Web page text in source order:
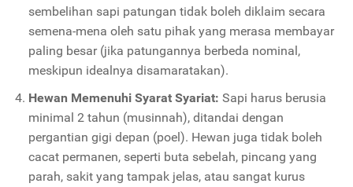
sembelihan sapi patungan tidak boleh diklaim secara
semena-mena oleh satu pihak yang merasa membayar
paling besar (jika patungannya berbeda nominal,
meskipun idealnya disamaratakan).
Hewan Memenuhi Syarat Syariat: Sapi harus berusia
minimal 2 tahun (musinnah), ditandai dengan
pergantian gigi depan (poel). Hewan juga tidak boleh
cacat permanen, seperti buta sebelah, pincang yang
parah, sakit yang tampak jelas, atau sangat kurus